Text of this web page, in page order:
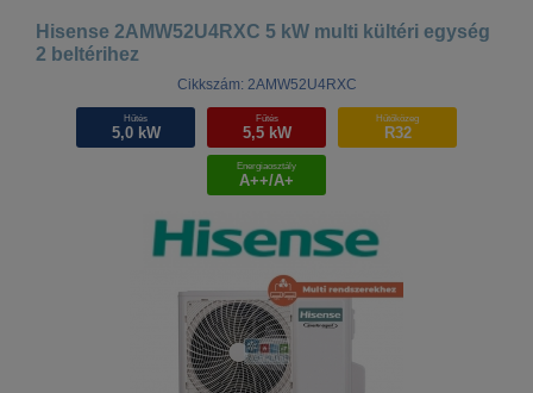
Hisense 2AMW52U4RXC 5 kW multi kültéri egység
2 beltérihez
Cikkszám: 2AMW52U4RXC
Hűtés
5,0 kW
Fűtés
5,5 kW
Hűtőközeg
R32
Energiaosztály
A++/A+